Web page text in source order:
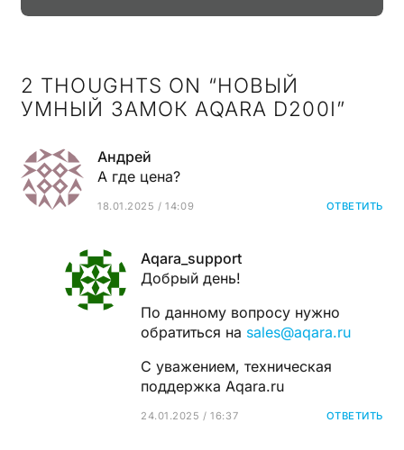
2 THOUGHTS ON “НОВЫЙ
УМНЫЙ ЗАМОК AQARA D200I”
Андрей
А где цена?
18.01.2025 / 14:09 ОТВЕТИТЬ
Aqara_support
Добрый день!
По данному вопросу нужно
обратиться на sales@aqara.ru
С уважением, техническая
поддержка Aqara.ru
24.01.2025 / 16:37 ОТВЕТИТЬ